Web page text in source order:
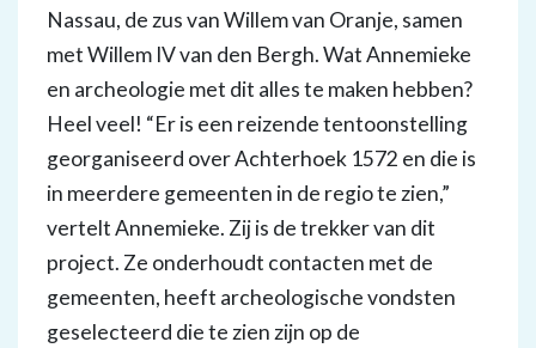
Nassau, de zus van Willem van Oranje, samen
met Willem IV van den Bergh. Wat Annemieke
en archeologie met dit alles te maken hebben?
Heel veel! “Er is een reizende tentoonstelling
georganiseerd over Achterhoek 1572 en die is
in meerdere gemeenten in de regio te zien,”
vertelt Annemieke. Zij is de trekker van dit
project. Ze onderhoudt contacten met de
gemeenten, heeft archeologische vondsten
geselecteerd die te zien zijn op de